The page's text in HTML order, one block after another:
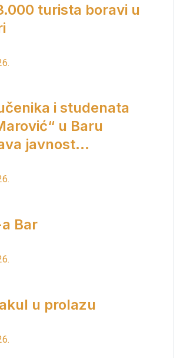
turista boravi u
i studenata
u Baru
javnost...
Bar
u prolazu